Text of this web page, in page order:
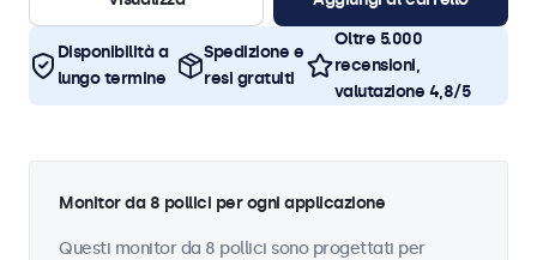
Disponibilità a
lungo termine
Spedizione e
resi gratuiti
Oltre 5.000
recensioni,
valutazione 4,8/5
Monitor da 8 pollici per ogni applicazione
Questi monitor da 8 pollici sono progettati per